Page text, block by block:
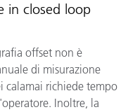
in closed loop
offset non è
di misurazione
calamai richiede tempo
Inoltre, la